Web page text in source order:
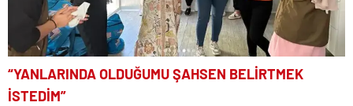
“YANLARINDA OLDUĞUMU ŞAHSEN BELİRTMEK
İSTEDİM”